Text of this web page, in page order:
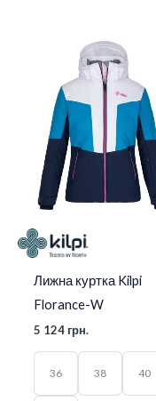
Лижна куртка Kilpi
Florance-W
5 124 грн.
36 38 40